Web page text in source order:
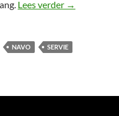
Lees verder Hangin’ out
→
NAVO
SERVIE